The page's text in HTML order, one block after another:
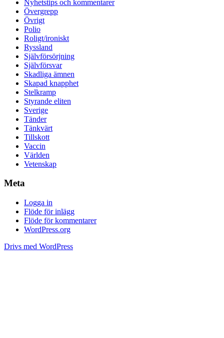
Nyhetstips och kommentarer
Övergrepp
Övrigt
Polio
Roligt/ironiskt
Ryssland
Självförsörjning
Självförsvar
Skadliga ämnen
Skapad knapphet
Stelkramp
Styrande eliten
Sverige
Tänder
Tänkvärt
Tillskott
Vaccin
Världen
Vetenskap
Meta
Logga in
Flöde för inlägg
Flöde för kommentarer
WordPress.org
Drivs med WordPress